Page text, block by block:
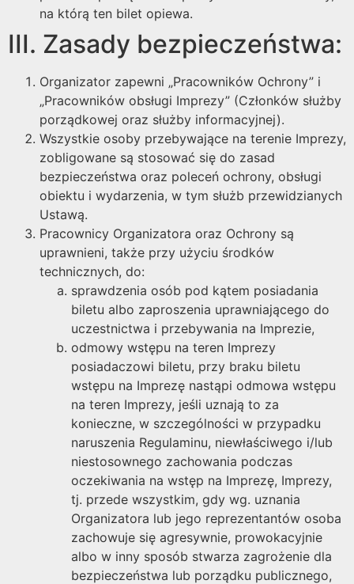
na którą ten bilet opiewa.
III. Zasady bezpieczeństwa:
Organizator zapewni „Pracowników Ochrony” i
„Pracowników obsługi Imprezy” (Członków służby
porządkowej oraz służby informacyjnej).
Wszystkie osoby przebywające na terenie Imprezy,
zobligowane są stosować się do zasad
bezpieczeństwa oraz poleceń ochrony, obsługi
obiektu i wydarzenia, w tym służb przewidzianych
Ustawą.
Pracownicy Organizatora oraz Ochrony są
uprawnieni, także przy użyciu środków
technicznych, do:
sprawdzenia osób pod kątem posiadania
biletu albo zaproszenia uprawniającego do
uczestnictwa i przebywania na Imprezie,
odmowy wstępu na teren Imprezy
posiadaczowi biletu, przy braku biletu
wstępu na Imprezę nastąpi odmowa wstępu
na teren Imprezy, jeśli uznają to za
konieczne, w szczególności w przypadku
naruszenia Regulaminu, niewłaściwego i/lub
niestosownego zachowania podczas
oczekiwania na wstęp na Imprezę, Imprezy,
tj. przede wszystkim, gdy wg. uznania
Organizatora lub jego reprezentantów osoba
zachowuje się agresywnie, prowokacyjnie
albo w inny sposób stwarza zagrożenie dla
bezpieczeństwa lub porządku publicznego,